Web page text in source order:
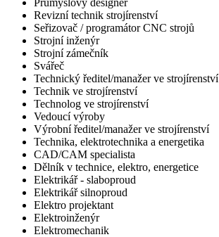
Průmyslový designer
Revizní technik strojírenství
Seřizovač / programátor CNC strojů
Strojní inženýr
Strojní zámečník
Svářeč
Technický ředitel/manažer ve strojírenství
Technik ve strojírenství
Technolog ve strojírenství
Vedoucí výroby
Výrobní ředitel/manažer ve strojírenství
Technika, elektrotechnika a energetika
CAD/CAM specialista
Dělník v technice, elektro, energetice
Elektrikář - slaboproud
Elektrikář silnoproud
Elektro projektant
Elektroinženýr
Elektromechanik